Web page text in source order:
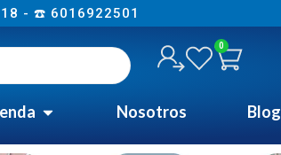
- ☎️ 6016922501
0
Nosotros Blog